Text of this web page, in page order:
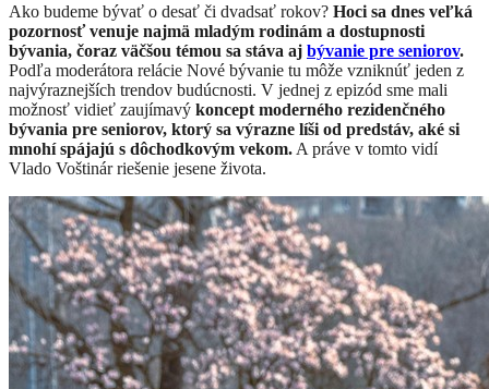
Ako budeme bývať o desať či dvadsať rokov? Hoci sa dnes veľká
pozornosť venuje najmä mladým rodinám a dostupnosti
bývania, čoraz väčšou témou sa stáva aj bývanie pre seniorov.
Podľa moderátora relácie Nové bývanie tu môže vzniknúť jeden z
najvýraznejších trendov budúcnosti. V jednej z epizód sme mali
možnosť vidieť zaujímavý koncept moderného rezidenčného
bývania pre seniorov, ktorý sa výrazne líši od predstáv, aké si
mnohí spájajú s dôchodkovým vekom. A práve v tomto vidí
Vlado Voštinár riešenie jesene života.